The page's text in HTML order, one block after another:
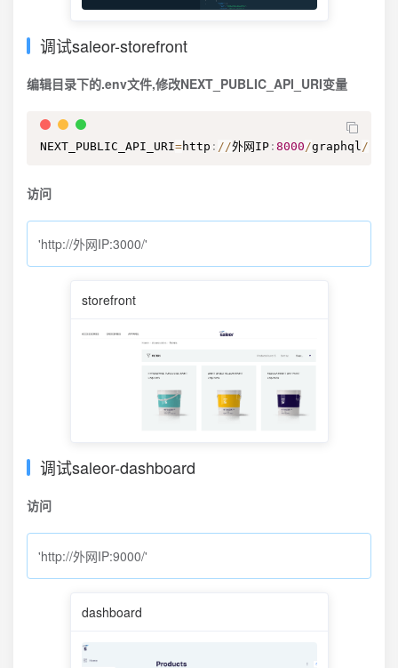
调试saleor-storefront
编辑目录下的.env文件,修改NEXT_PUBLIC_API_URI变量
NEXT_PUBLIC_API_URI=http : //外网IP : 8000/graphql/
访问
'http://外网IP:3000/'
storefront
调试saleor-dashboard
访问
'http://外网IP:9000/'
dashboard